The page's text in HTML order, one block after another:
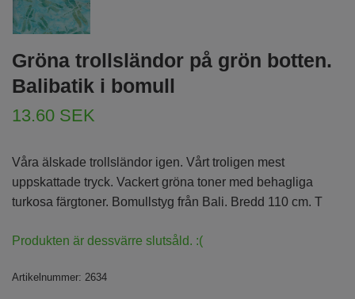
Gröna trollsländor på grön botten.
Balibatik i bomull
13.60 SEK
Våra älskade trollsländor igen. Vårt troligen mest
uppskattade tryck. Vackert gröna toner med behagliga
turkosa färgtoner. Bomullstyg från Bali. Bredd 110 cm. T
Produkten är dessvärre slutsåld. :(
Artikelnummer: 2634